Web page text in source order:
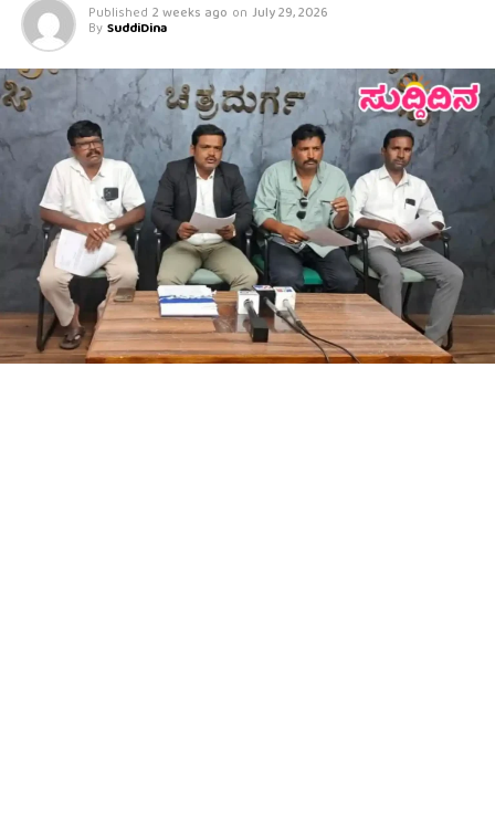
Published 2 weeks ago on July 29, 2026
By SuddiDina